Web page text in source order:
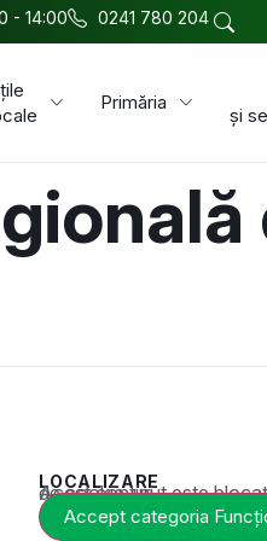
- 14:00 0241 780 204
Primăria
și
LOCALIZARE
Acest conținut este blocat până când acceptați categoria corespunzătoare de cookie-uri.
Accept categoria